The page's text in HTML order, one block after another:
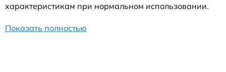
характеристикам при нормальном использовании.
Показать полностью